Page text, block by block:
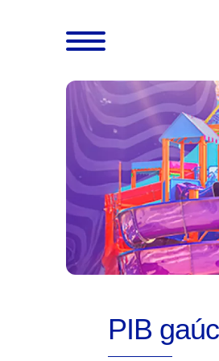
PIB